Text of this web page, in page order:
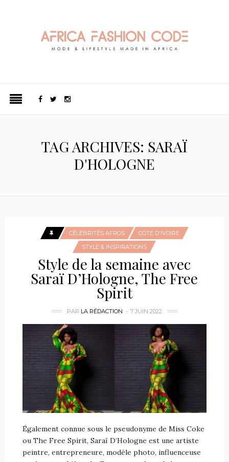
TAG ARCHIVES: SARAÏ
D'HOLOGNE
CÉLÉBRITÉS AFROS
CÔTE D'IVOIRE
STYLE & INSPIRATIONS
Style de la semaine avec
Saraï D’Hologne, The Free
Spirit
PAR LA RÉDACTION 7 JUIN 2022
Également connue sous le pseudonyme de Miss Coke
ou The Free Spirit, Saraï D’Hologne est une artiste
peintre, entrepreneure, modèle photo, influenceuse